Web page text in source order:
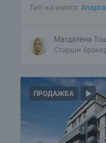
Тип на имота:
Магдалена
Старши
ПРОДАЖБА